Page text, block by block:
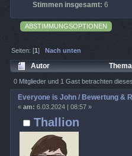
Stimmen insgesamt: 6
ABSTIMMUNGSOPTIONEN
Seiten: [1]Nach unten
Autor
Rezensionen (Gelesen 758 mal)
0 Mitglieder und 1 Gast betrachten
Thallion
Everyone is John / Bewertung &
« am: 6.03.2024 | 08:57 »